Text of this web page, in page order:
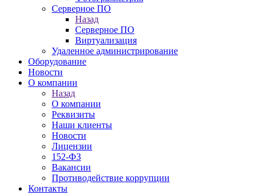
Серверное ПО
Назад
Серверное ПО
Виртуализация
Удаленное администрирование
Оборудование
Новости
О компании
Назад
О компании
Реквизиты
Наши клиенты
Новости
Лицензии
152-ФЗ
Вакансии
Противодействие коррупции
Контакты